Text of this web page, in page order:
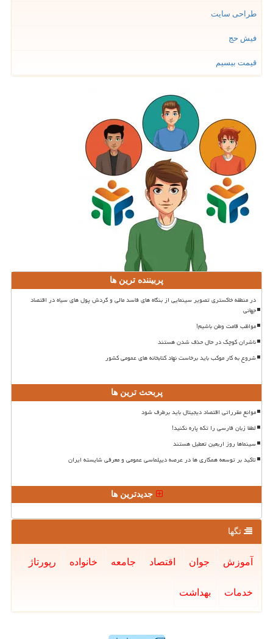
طراحی سایت
فیش حج
قیمت بیسیم
پربیننده ترین ها
در منطقه خاکستری تصویر سینمایی از بنگاه های فاسد مالی و گردش پول های سیاه در اقتصاد
جهانی
مواظب قامت وطن باشیم!
ناشران کوچک در حال حذف شدن هستند
شروع به کار موکب باید برخاست نهاد کتابخانه های عمومی کشور
پربحث ترین ها
موانع مقرراتی اقتصاد دیجیتال باید برطرف شود
لطفا زبان فارسی را تکه پاره نکنید!
سینماها روز اربعین تعطیل هستند
تاکید بر توسعه همکاری ها در عرصه دیپلماسی عمومی و معرفی شایسته ایران
جدیدترین ها
تگها
آموزش جوان اقتصاد جامعه خانواده رپورتاژ
خدمات بهداشت